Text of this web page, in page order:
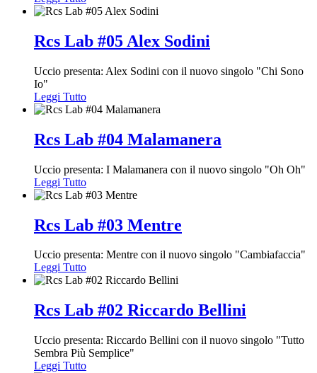
Rcs Lab #05 Alex Sodini
Uccio presenta: Alex Sodini con il nuovo singolo "Chi Sono
Io"
Leggi Tutto
Rcs Lab #04 Malamanera
Uccio presenta: I Malamanera con il nuovo singolo "Oh Oh"
Leggi Tutto
Rcs Lab #03 Mentre
Uccio presenta: Mentre con il nuovo singolo "Cambiafaccia"
Leggi Tutto
Rcs Lab #02 Riccardo Bellini
Uccio presenta: Riccardo Bellini con il nuovo singolo "Tutto
Sembra Più Semplice"
Leggi Tutto